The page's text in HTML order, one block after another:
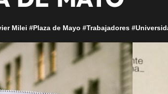
Milei #Plaza de Mayo #Trabajadores #